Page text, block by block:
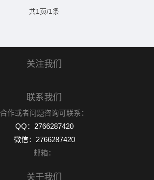
共1页/1条
关注我们
联系我们
合作或者问题咨询可联系：
QQ：2766287420
微信：2766287420
邮箱：
关于我们